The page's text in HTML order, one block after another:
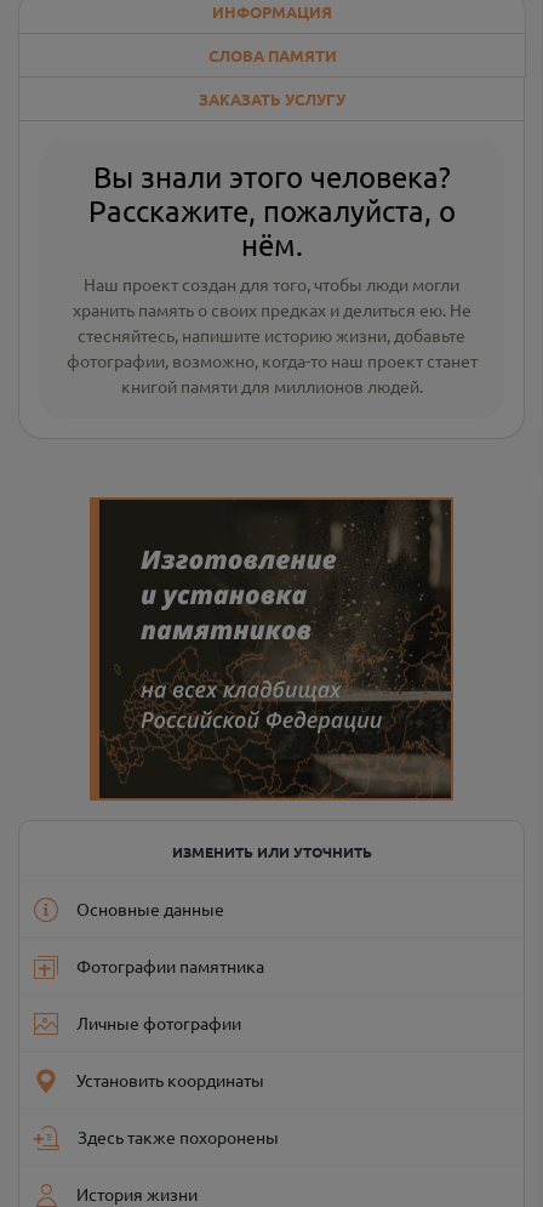
ИНФОРМАЦИЯ
СЛОВА ПАМЯТИ
ЗАКАЗАТЬ УСЛУГУ
Вы знали этого человека?
Расскажите, пожалуйста, о
нём.
Наш проект создан для того, чтобы люди могли
хранить память о своих предках и делиться ею. Не
стесняйтесь, напишите историю жизни, добавьте
фотографии, возможно, когда-то наш проект станет
книгой памяти для миллионов людей.
ИЗМЕНИТЬ ИЛИ УТОЧНИТЬ
Основные данные
Фотографии памятника
Личные фотографии
Установить координаты
Здесь также похоронены
История жизни